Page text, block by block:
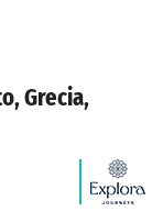
Grecia,